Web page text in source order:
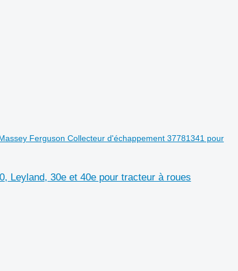
Ferguson Collecteur d'échappement 37781341 pour
Leyland, 30e et 40e pour tracteur à roues